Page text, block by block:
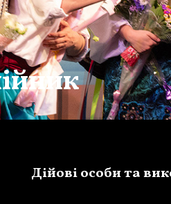
Дійові особи та